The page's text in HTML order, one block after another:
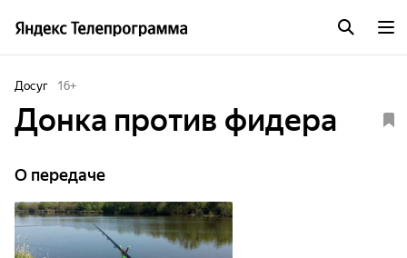
Досуг 16+
Донка против фидера
О передаче